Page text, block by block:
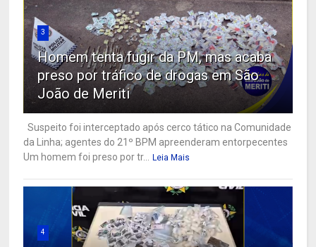
3
Homem tenta fugir da PM, mas acaba
preso por tráfico de drogas em São
João de Meriti
Suspeito foi interceptado após cerco tático na Comunidade
da Linha; agentes do 21º BPM apreenderam entorpecentes
Um homem foi preso por tr...
Leia Mais
4